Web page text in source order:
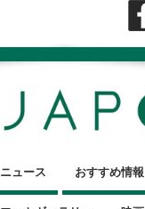
ニュース おすすめ情報